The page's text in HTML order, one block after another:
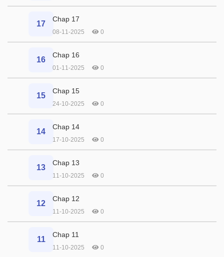
17
Chap 17
08-11-2025 0
16
Chap 16
01-11-2025 0
15
Chap 15
24-10-2025 0
14
Chap 14
17-10-2025 0
13
Chap 13
11-10-2025 0
12
Chap 12
11-10-2025 0
11
Chap 11
11-10-2025 0